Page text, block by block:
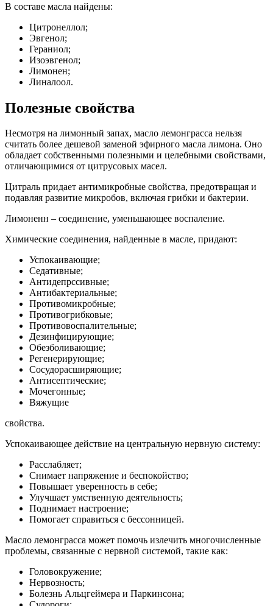
В составе масла найдены:
Цитронеллол;
Эвгенол;
Гераниол;
Изоэвгенол;
Лимонен;
Линалоол.
Полезные свойства
Несмотря на лимонный запах, масло лемонграсса нельзя
считать более дешевой заменой эфирного масла лимона. Оно
обладает собственными полезными и целебными свойствами,
отличающимися от цитрусовых масел.
Цитраль придает антимикробные свойства, предотвращая и
подавляя развитие микробов, включая грибки и бактерии.
Лимоненн – соединение, уменьшающее воспаление.
Химические соединения, найденные в масле, придают:
Успокаивающие;
Седативные;
Антидепрссивные;
Антибактериальные;
Противомикробные;
Противогрибковые;
Противовоспалительные;
Дезинфицирующие;
Обезболивающие;
Регенерирующие;
Сосудорасширяющие;
Антисептические;
Мочегонные;
Вяжущие
свойства.
Успокаивающее действие на центральную нервную систему:
Расслабляет;
Снимает напряжение и беспокойство;
Повышает уверенность в себе;
Улучшает умственную деятельность;
Поднимает настроение;
Помогает справиться с бессонницей.
Масло лемонграсса может помочь излечить многочисленные
проблемы, связанные с нервной системой, такие как:
Головокружение;
Нервозность;
Болезнь Альцгеймера и Паркинсона;